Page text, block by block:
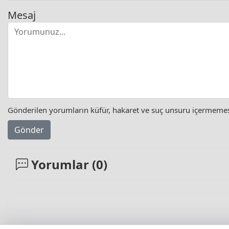
Mesaj
Gönderilen yorumların küfür, hakaret ve suç unsuru
Gönder
Yorumlar (0)